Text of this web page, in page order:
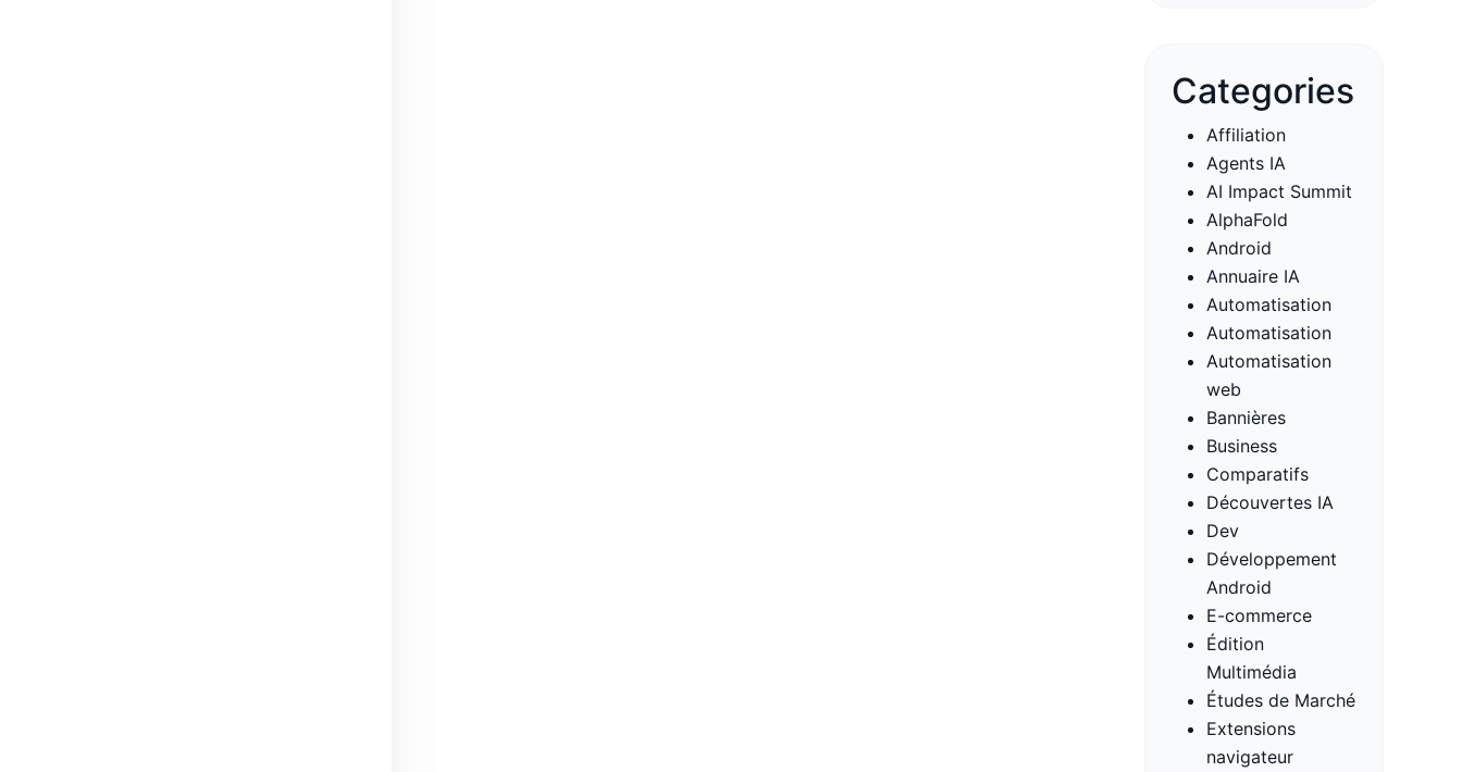
Categories
Affiliation
Agents IA
AI Impact Summit
AlphaFold
Android
Annuaire IA
Automatisation
Automatisation
Automatisation
web
Bannières
Business
Comparatifs
Découvertes IA
Dev
Développement
Android
E-commerce
Édition
Multimédia
Études de Marché
Extensions
navigateur